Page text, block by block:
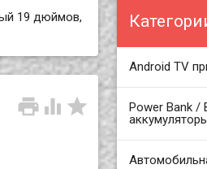
Android TV
Power Bank /
19 дюймов,
  